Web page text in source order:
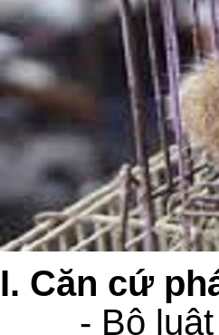
I. Căn cứ
- Bộ